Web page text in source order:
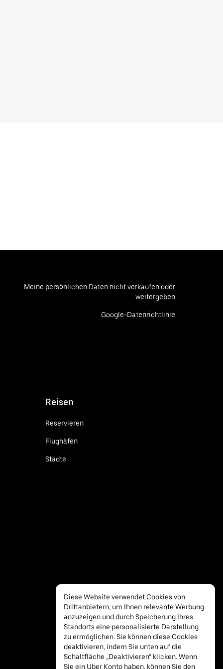
Meine persönlichen Daten nicht verkaufen oder
weitergeben
Google-Datenrichtlinie
Reisen
Reservieren
Flughäfen
Städte
Diese Website verwendet Cookies von
Drittanbietern, um Ihnen relevante Werbung
anzuzeigen und durch Speicherung Ihres
Standorts eine personalisierte Darstellung
zu ermöglichen. Sie können diese Cookies
deaktivieren, indem Sie unten auf die
Schaltfläche „Deaktivieren“ klicken. Wenn
Sie ein Uber Konto haben, können Sie den